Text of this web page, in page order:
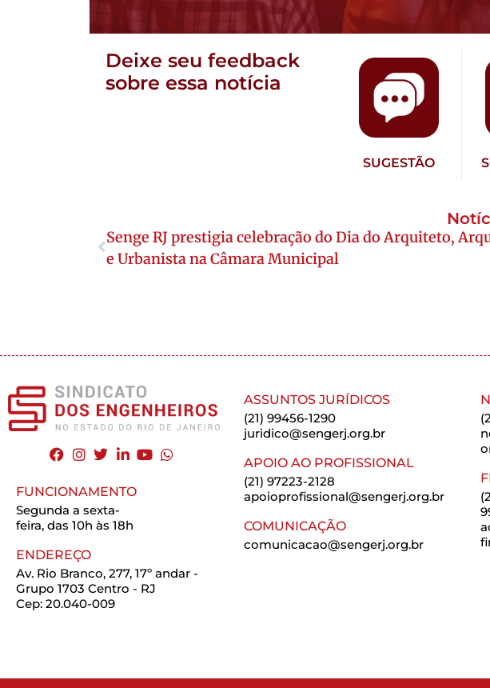
Deixe seu feedback
sobre essa notícia
SUGESTÃO
Senge RJ prestigia celebração do Dia do Arquiteto,
e Urbanista na Câmara Municipal
FUNCIONAMENTO
Segunda a sexta-
feira, das 10h às 18h
ENDEREÇO
Av. Rio Branco, 277, 17º andar -
Grupo 1703 Centro - RJ
Cep: 20.040-009
ASSUNTOS JURÍDICOS
(21) 99456-1290
juridico@sengerj.org.br
APOIO AO PROFISSIONAL
(21) 97223-2128
apoioprofissional@sengerj.org.br
COMUNICAÇÃO
comunicacao@sengerj.org.br